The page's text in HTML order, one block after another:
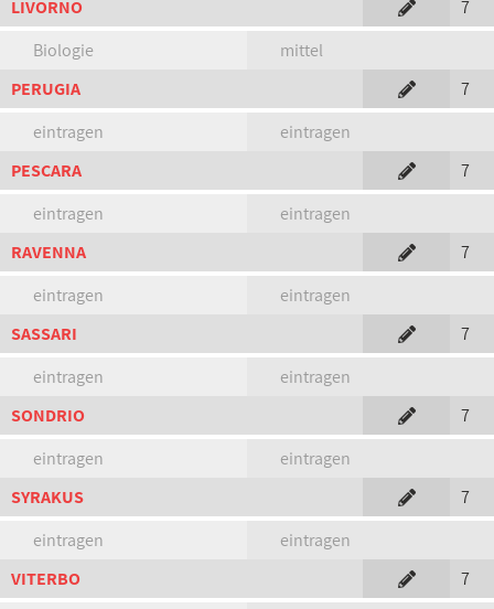
LIVORNO
7
Biologie
mittel
PERUGIA
7
eintragen
eintragen
PESCARA
7
eintragen
eintragen
RAVENNA
7
eintragen
eintragen
SASSARI
7
eintragen
eintragen
SONDRIO
7
eintragen
eintragen
SYRAKUS
7
eintragen
eintragen
VITERBO
7